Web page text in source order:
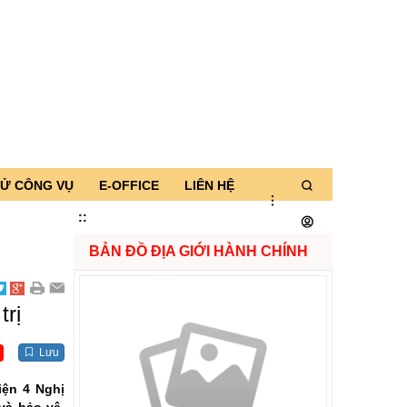
CÔNG VỤ E-OFFICE LIÊN HỆ
::
Lưu
4 Nghị
BẢN ĐỒ ĐỊA GIỚI HÀNH CHÍNH